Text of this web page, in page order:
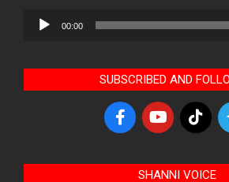
Audio
00:00
SUBSCRIBED AND
SHANNI VOICE